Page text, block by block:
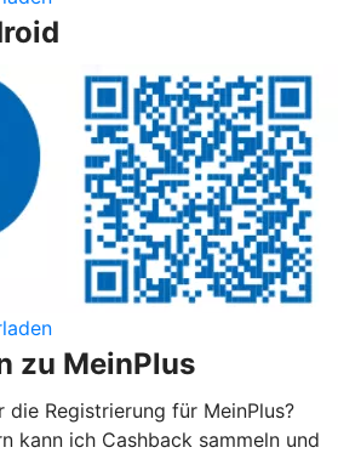
zu MeinPlus
Registrierung für MeinPlus?
kann ich Cashback sammeln und